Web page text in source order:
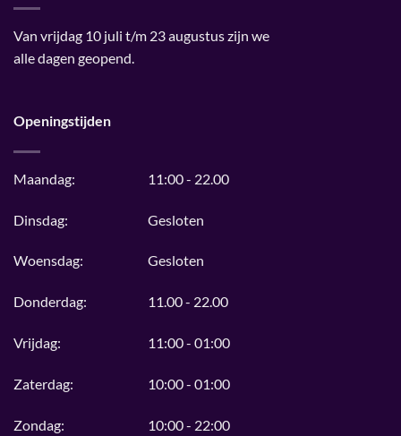
Van vrijdag 10 juli t/m 23 augustus zijn we
alle dagen geopend.
Openingstijden
Maandag:
Dinsdag:
Woensdag:
Donderdag:
Vrijdag:
Zaterdag:
Zondag:
11:00 - 22.00
Gesloten
Gesloten
11.00 - 22.00
11:00 - 01:00
10:00 - 01:00
10:00 - 22:00